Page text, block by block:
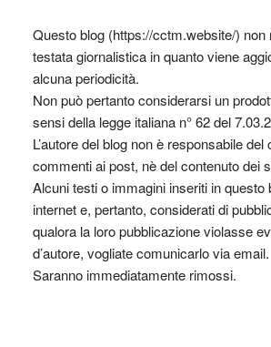
Questo blog (https://cctm.website/) non
testata giornalistica in quanto viene
alcuna periodicità.
Non può pertanto considerarsi un
sensi della legge italiana n° 62 del
L’autore del blog non è responsabile del
commenti ai post, nè del contenuto dei
Alcuni testi o immagini inseriti in questo
internet e, pertanto, considerati di
qualora la loro pubblicazione violasse
d’autore, vogliate comunicarlo via email.
Saranno immediatamente rimossi.